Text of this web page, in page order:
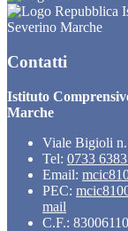
Severino Marche
Contatti
Istituto
Marche
Viale Bigioli
Tel: 0733
Email:
PEC:
mail
C.F.: